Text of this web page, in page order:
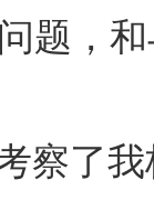
题，
察了